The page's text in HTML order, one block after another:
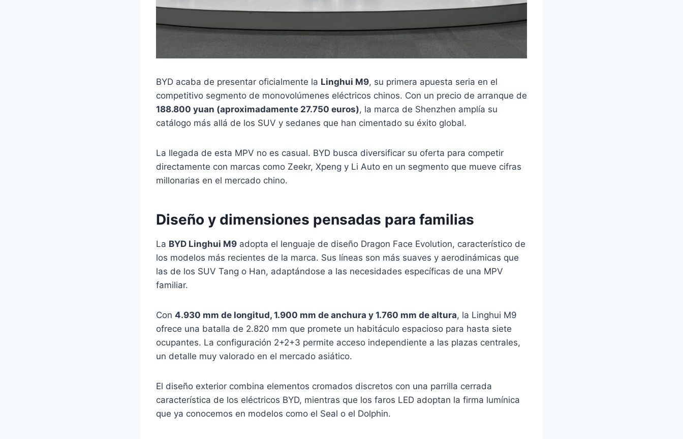
BYD acaba de presentar oficialmente la Linghui M9, su primera apuesta seria en el
competitivo segmento de monovolúmenes eléctricos chinos. Con un precio de arranque de
188.800 yuan (aproximadamente 27.750 euros), la marca de Shenzhen amplía su
catálogo más allá de los SUV y sedanes que han cimentado su éxito global.
La llegada de esta MPV no es casual. BYD busca diversificar su oferta para competir
directamente con marcas como Zeekr, Xpeng y Li Auto en un segmento que mueve cifras
millonarias en el mercado chino.
Diseño y dimensiones pensadas para familias
La BYD Linghui M9 adopta el lenguaje de diseño Dragon Face Evolution, característico de
los modelos más recientes de la marca. Sus líneas son más suaves y aerodinámicas que
las de los SUV Tang o Han, adaptándose a las necesidades específicas de una MPV
familiar.
Con 4.930 mm de longitud, 1.900 mm de anchura y 1.760 mm de altura, la Linghui M9
ofrece una batalla de 2.820 mm que promete un habitáculo espacioso para hasta siete
ocupantes. La configuración 2+2+3 permite acceso independiente a las plazas centrales,
un detalle muy valorado en el mercado asiático.
El diseño exterior combina elementos cromados discretos con una parrilla cerrada
característica de los eléctricos BYD, mientras que los faros LED adoptan la firma lumínica
que ya conocemos en modelos como el Seal o el Dolphin.